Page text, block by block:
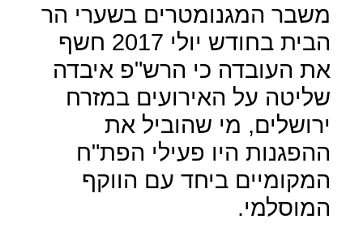
משבר המגנומטרים בשערי הר
הבית בחודש יולי 2017 חשף
את העובדה כי הרש"פ איבדה
שליטה על האירועים במזרח
ירושלים, מי שהוביל את
ההפגנות היו פעילי הפת"ח
המקומיים ביחד עם הווקף
המוסלמי.